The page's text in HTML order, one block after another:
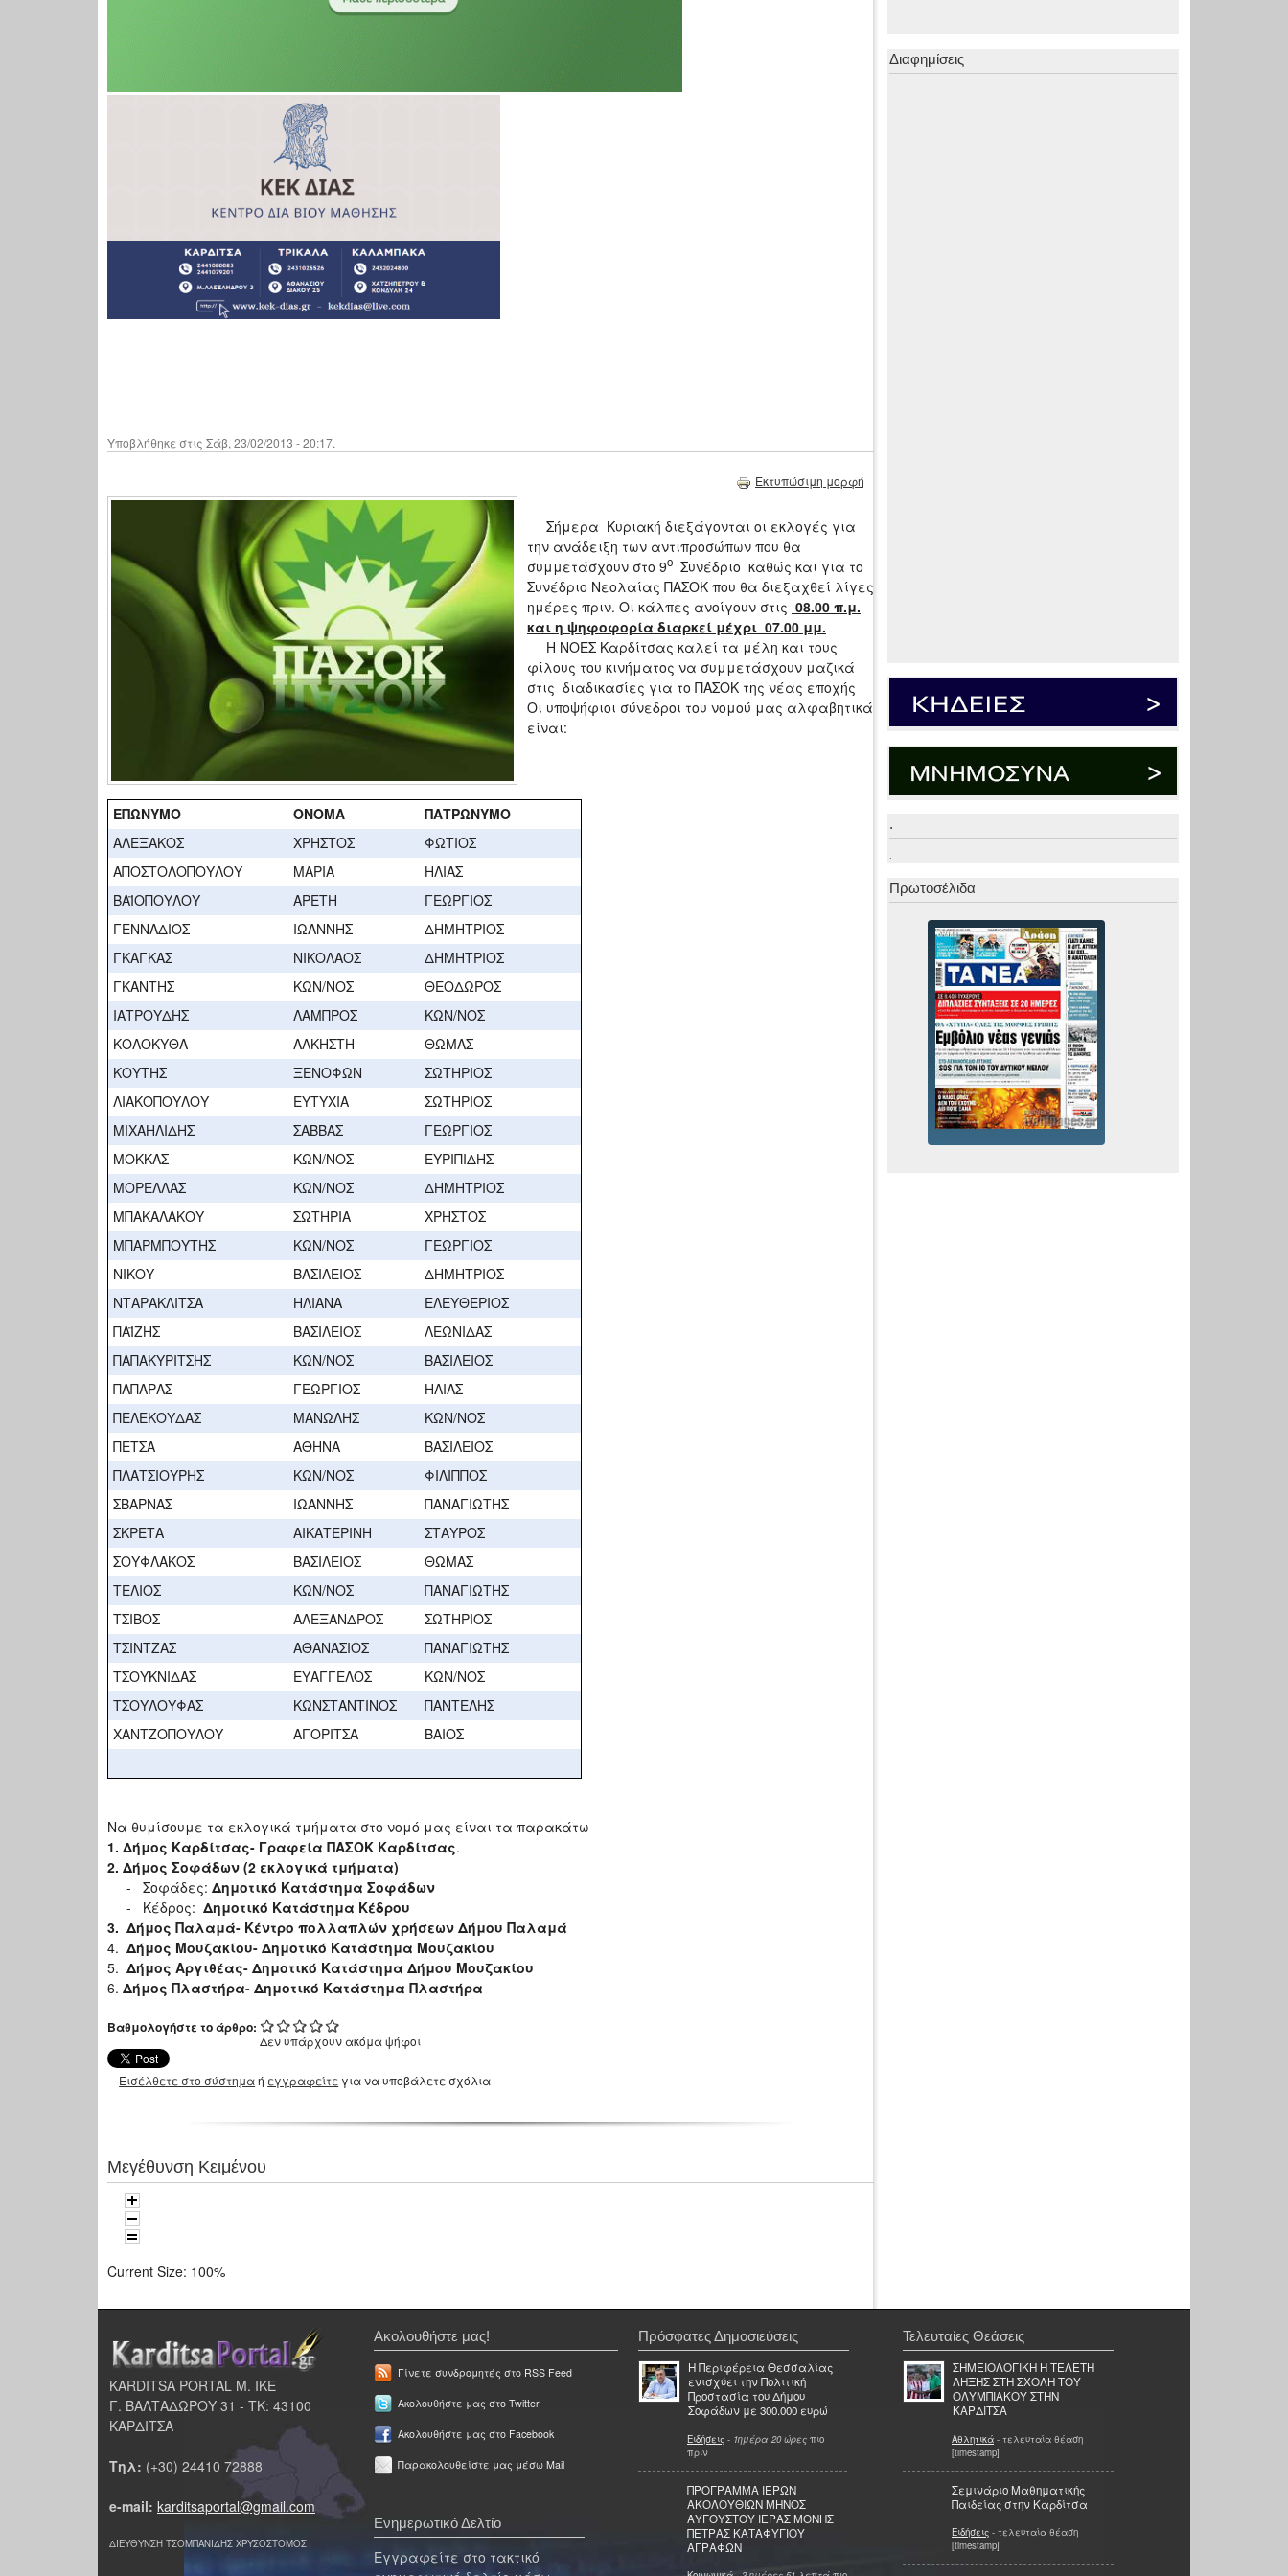
Υποβλήθηκε στις Σάβ, 23/02/2013 - 20:17.
Εκτυπώσιμη μορφή
Σήμερα Κυριακή διεξάγονται οι εκλογές για
την ανάδειξη των αντιπροσώπων που θα
συμμετάσχουν στο 9ο Συνέδριο καθώς και για το
Συνέδριο Νεολαίας ΠΑΣΟΚ που θα διεξαχθεί λίγες
ημέρες πριν. Οι κάλπες ανοίγουν στις 08.00 π.μ.
και η ψηφοφορία διαρκεί μέχρι 07.00 μμ.
Η ΝΟΕΣ Καρδίτσας καλεί τα μέλη και τους
φίλους του κινήματος να συμμετάσχουν μαζικά
στις διαδικασίες για το ΠΑΣΟΚ της νέας εποχής
Οι υποψήφιοι σύνεδροι του νομού μας αλφαβητικά
είναι:
ΕΠΩΝΥΜΟ ΟΝΟΜΑ
ΠΑΤΡΩΝΥΜΟ
ΑΛΕΞΑΚΟΣ
ΧΡΗΣΤΟΣ
ΦΩΤΙΟΣ
ΑΠΟΣΤΟΛΟΠΟΥΛΟΥ
ΜΑΡΙΑ
ΗΛΙΑΣ
ΒΑΪΟΠΟΥΛΟΥ
ΑΡΕΤΗ
ΓΕΩΡΓΙΟΣ
ΓΕΝΝΑΔΙΟΣ
ΙΩΑΝΝΗΣ
ΔΗΜΗΤΡΙΟΣ
ΓΚΑΓΚΑΣ
ΝΙΚΟΛΑΟΣ
ΔΗΜΗΤΡΙΟΣ
ΓΚΑΝΤΗΣ
ΚΩΝ/ΝΟΣ
ΘΕΟΔΩΡΟΣ
ΙΑΤΡΟΥΔΗΣ
ΛΑΜΠΡΟΣ
ΚΩΝ/ΝΟΣ
ΚΟΛΟΚΥΘΑ
ΑΛΚΗΣΤΗ
ΘΩΜΑΣ
ΚΟΥΤΗΣ
ΞΕΝΟΦΩΝ
ΣΩΤΗΡΙΟΣ
ΛΙΑΚΟΠΟΥΛΟΥ
ΕΥΤΥΧΙΑ
ΣΩΤΗΡΙΟΣ
ΜΙΧΑΗΛΙΔΗΣ
ΣΑΒΒΑΣ
ΓΕΩΡΓΙΟΣ
ΜΟΚΚΑΣ
ΚΩΝ/ΝΟΣ
ΕΥΡΙΠΙΔΗΣ
ΜΟΡΕΛΛΑΣ
ΚΩΝ/ΝΟΣ
ΔΗΜΗΤΡΙΟΣ
ΜΠΑΚΑΛΑΚΟΥ
ΣΩΤΗΡΙΑ
ΧΡΗΣΤΟΣ
ΜΠΑΡΜΠΟΥΤΗΣ
ΚΩΝ/ΝΟΣ
ΓΕΩΡΓΙΟΣ
ΝΙΚΟΥ
ΒΑΣΙΛΕΙΟΣ
ΔΗΜΗΤΡΙΟΣ
ΝΤΑΡΑΚΛΙΤΣΑ
ΗΛΙΑΝΑ
ΕΛΕΥΘΕΡΙΟΣ
ΠΑΪΖΗΣ
ΒΑΣΙΛΕΙΟΣ
ΛΕΩΝΙΔΑΣ
ΠΑΠΑΚΥΡΙΤΣΗΣ
ΚΩΝ/ΝΟΣ
ΒΑΣΙΛΕΙΟΣ
ΠΑΠΑΡΑΣ
ΓΕΩΡΓΙΟΣ
ΗΛΙΑΣ
ΠΕΛΕΚΟΥΔΑΣ
ΜΑΝΩΛΗΣ
ΚΩΝ/ΝΟΣ
ΠΕΤΣΑ
ΑΘΗΝΑ
ΒΑΣΙΛΕΙΟΣ
ΠΛΑΤΣΙΟΥΡΗΣ
ΚΩΝ/ΝΟΣ
ΦΙΛΙΠΠΟΣ
ΣΒΑΡΝΑΣ
ΙΩΑΝΝΗΣ
ΠΑΝΑΓΙΩΤΗΣ
ΣΚΡΕΤΑ
ΑΙΚΑΤΕΡΙΝΗ
ΣΤΑΥΡΟΣ
ΣΟΥΦΛΑΚΟΣ
ΒΑΣΙΛΕΙΟΣ
ΘΩΜΑΣ
ΤΕΛΙΟΣ
ΚΩΝ/ΝΟΣ
ΠΑΝΑΓΙΩΤΗΣ
ΤΣΙΒΟΣ
ΑΛΕΞΑΝΔΡΟΣ
ΣΩΤΗΡΙΟΣ
ΤΣΙΝΤΖΑΣ
ΑΘΑΝΑΣΙΟΣ
ΠΑΝΑΓΙΩΤΗΣ
ΤΣΟΥΚΝΙΔΑΣ
ΕΥΑΓΓΕΛΟΣ
ΚΩΝ/ΝΟΣ
ΤΣΟΥΛΟΥΦΑΣ
ΚΩΝΣΤΑΝΤΙΝΟΣ
ΠΑΝΤΕΛΗΣ
ΧΑΝΤΖΟΠΟΥΛΟΥ
ΑΓΟΡΙΤΣΑ ΒΑΙΟΣ
Να θυμίσουμε τα εκλογικά τμήματα στο νομό μας είναι τα παρακάτω
1. Δήμος Καρδίτσας- Γραφεία ΠΑΣΟΚ Καρδίτσας.
2. Δήμος Σοφάδων (2 εκλογικά τμήματα)
- Σοφάδες: Δημοτικό Κατάστημα Σοφάδων
- Κέδρος: Δημοτικό Κατάστημα Κέδρου
3. Δήμος Παλαμά- Κέντρο πολλαπλών χρήσεων Δήμου Παλαμά
4. Δήμος Μουζακίου- Δημοτικό Κατάστημα Μουζακίου
5. Δήμος Αργιθέας- Δημοτικό Κατάστημα Δήμου Μουζακίου
6. Δήμος Πλαστήρα- Δημοτικό Κατάστημα Πλαστήρα
Βαθμολογήστε το άρθρο:
Δεν υπάρχουν ακόμα ψήφοι
Εισέλθετε στο σύστημαή εγγραφείτε για να υποβάλετε σχόλια
Μεγέθυνση Κειμένου
Current Size: 100%
Διαφημίσεις
.
.
Πρωτοσέλιδα
KARDITSA PORTAL Μ. ΙΚΕ
Γ. ΒΑΛΤΑΔΩΡΟΥ 31 - ΤΚ: 43100
ΚΑΡΔΙΤΣΑ
Τηλ: (+30) 24410 72888
e-mail: karditsaportal@gmail.com
ΔΙΕΥΘΥΝΣΗ ΤΣΟΜΠΑΝΙΔΗΣ ΧΡΥΣΟΣΤΟΜΟΣ
Ακολουθήστε μας!
Γίνετε συνδρομητές στο RSS Feed
Ακολουθήστε μας στο Twitter
Ακολουθήστε μας στο Facebook
Παρακολουθείστε μας μέσω Mail
Ενημερωτικό Δελτίο
Εγγραφείτε στο τακτικό
Πρόσφατες Δημοσιεύσεις
Η Περιφέρεια Θεσσαλίας
ενισχύει την Πολιτική
Προστασία του Δήμου
Σοφάδων με 300.000 ευρώ
Ειδήσεις - 1ημέρα 20 ώρες πιο
πριν
ΠΡΟΓΡΑΜΜΑ ΙΕΡΩΝ
ΑΚΟΛΟΥΘΙΩΝ ΜΗΝΟΣ
ΑΥΓΟΥΣΤΟΥ ΙΕΡΑΣ ΜΟΝΗΣ
ΠΕΤΡΑΣ ΚΑΤΑΦΥΓΙΟΥ
ΑΓΡΑΦΩΝ
Τελευταίες Θεάσεις
ΣΗΜΕΙΟΛΟΓΙΚΗ Η ΤΕΛΕΤΗ
ΛΗΞΗΣ ΣΤΗ ΣΧΟΛΗ ΤΟΥ
ΟΛΥΜΠΙΑΚΟΥ ΣΤΗΝ
ΚΑΡΔΙΤΣΑ
Αθλητικά - τελευταία θέαση
[timestamp]
Σεμινάριο Μαθηματικής
Παιδείας στην Καρδίτσα
Ειδήσεις - τελευταία θέαση
[timestamp]